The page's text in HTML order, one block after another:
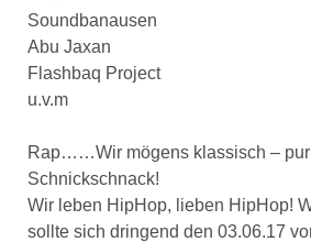
Soundbanausen
Abu Jaxan
Flashbaq Project
u.v.m
Rap……Wir mögens klassisch –
Schnickschnack!
Wir leben HipHop, lieben HipHop!
sollte sich dringend den 03.06.17